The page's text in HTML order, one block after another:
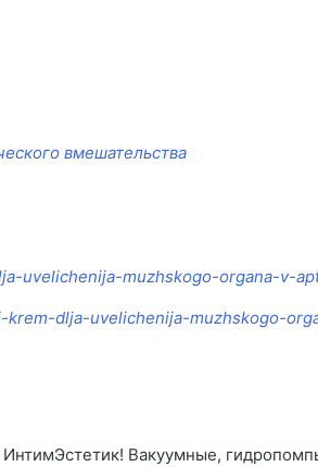
вмешательства
uvelichenija-muzhskogo-organa-v-
dlja-uvelichenija-muzhskogo-
Вакуумные,